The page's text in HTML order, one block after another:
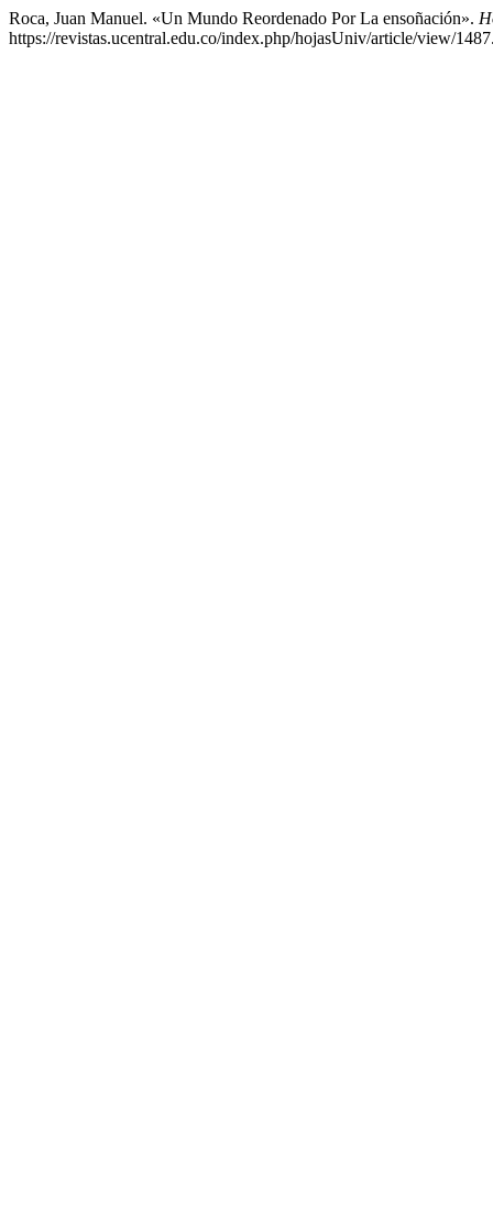
Roca, Juan Manuel. «Un Mundo Reordenado Por La ensoñación».
https://revistas.ucentral.edu.co/index.php/hojasUniv/article/view/